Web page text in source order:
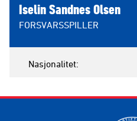
Iselin Sandnes Olsen
FORSVARSSPILLER
Nasjonalitet